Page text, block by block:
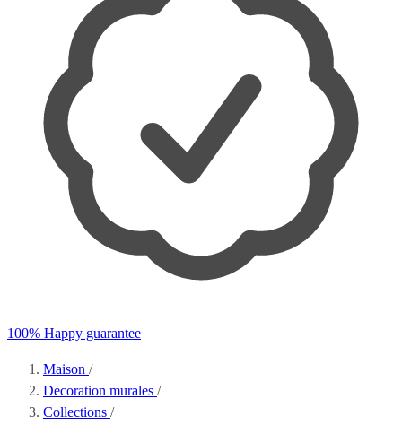
100% Happy guarantee
Maison /
Decoration murales /
Collections /